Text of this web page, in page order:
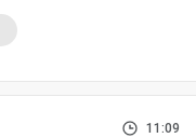
11:09